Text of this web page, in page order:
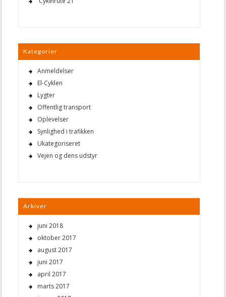
Kategorier
Anmeldelser
El-Cyklen
Lygter
Offentlig transport
Oplevelser
Synlighed i trafikken
Ukategoriseret
Vejen og dens udstyr
Arkiver
juni 2018
oktober 2017
august 2017
juni 2017
april 2017
marts 2017